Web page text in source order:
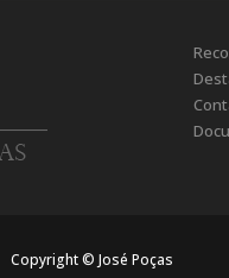
Copyright © José Poças